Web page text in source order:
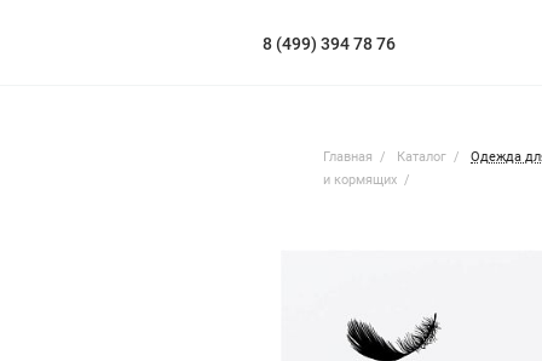
8 (499) 394 78 76
Главная Каталог Одежда
и кормящих